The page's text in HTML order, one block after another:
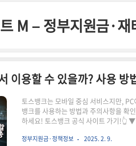
M – 정부지원금·재
이용할 수 있을까? 사용 방
토스뱅크는 모바일 중심 서비스지만,
뱅크를 사용하는 방법과 주의사항을 확
하세요! 토스뱅크 공식 사이트 가기!👆 ▼
도 일부 기능을 이용할 수 있습니다.이번
정부지원금·정책정보 2025. 2. 9.